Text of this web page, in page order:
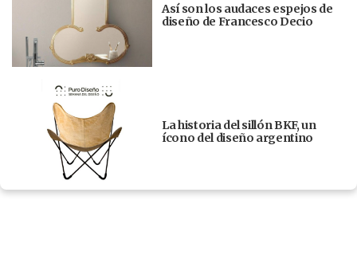
Así son los audaces espejos de
diseño de Francesco Decio
La historia del sillón BKF, un
ícono del diseño argentino